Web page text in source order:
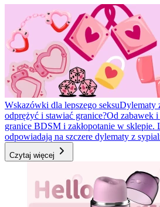
Wskazówki dla lepszego seksuDylematy
odprężyć i stawiać granice?Od zabawek
granice BDSM i zakłopotanie w sklepie.
odpowiadają na szczere dylematy z
Czytaj więcej